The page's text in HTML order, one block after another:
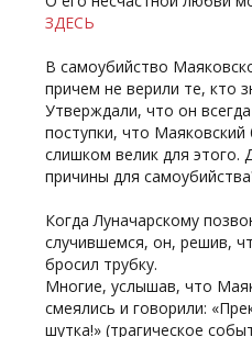
ЗДЕСЬ
В самоубийство
причем не верили те, кто
Утверждали, что он
поступки, что
слишком велик для этого.
причины для
Когда Луначарскому
случившемся, он, решив,
бросил трубку.
Многие, услышав, что
смеялись и говорили:
шутка!» (трагическое